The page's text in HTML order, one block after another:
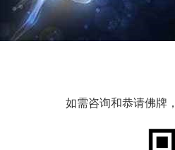
如需咨询和恭请佛牌